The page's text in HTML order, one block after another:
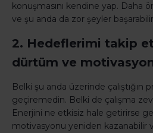
konuşmasını kendine yap. Daha
ve şu anda da zor şeyler
2. Hedeflerimi takip
dürtüm ve
Belki şu anda üzerinde çalıştığın
geçiremedin. Belki de çalışma
Enerjini ne etkisiz hale getirirse
motivasyonu yeniden kazanabilir